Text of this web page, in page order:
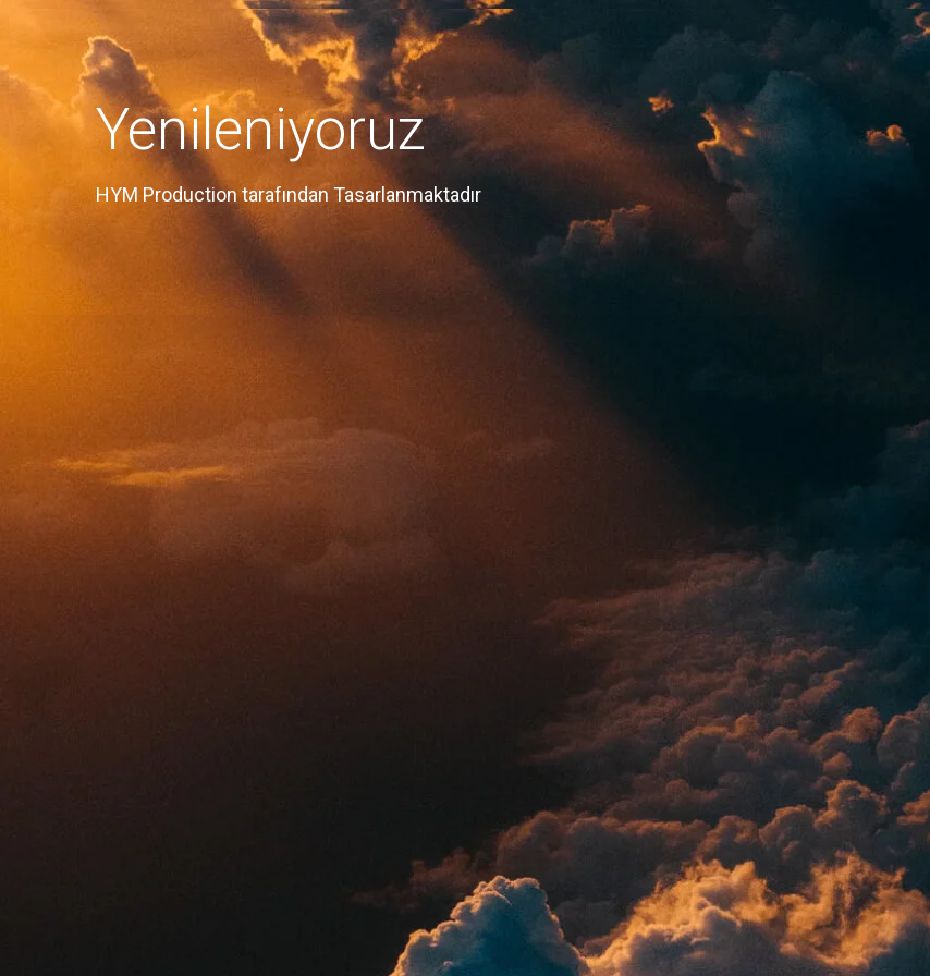
Yenileniyoruz
HYM Production tarafından Tasarlanmaktadır